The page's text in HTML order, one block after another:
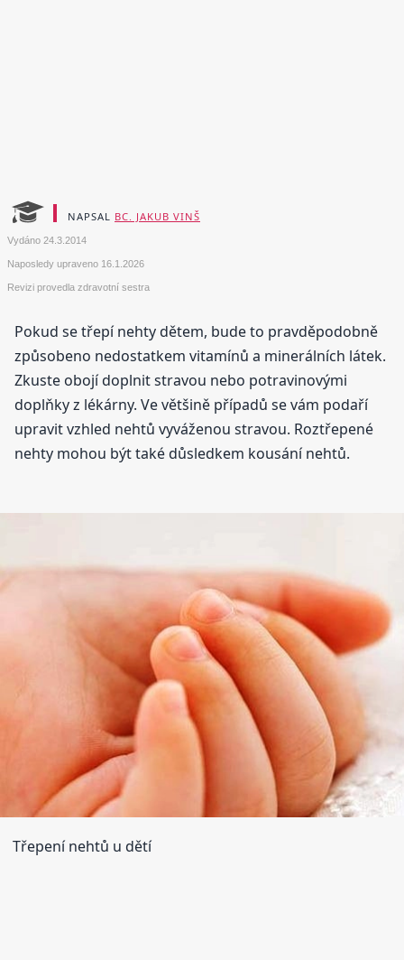
NAPSAL BC. JAKUB VINŠ
Vydáno 24.3.2014
Naposledy upraveno 16.1.2026
Revizi provedla zdravotní sestra
Pokud se třepí nehty dětem, bude to pravděpodobně
způsobeno nedostatkem vitamínů a minerálních látek.
Zkuste obojí doplnit stravou nebo potravinovými
doplňky z lékárny. Ve většině případů se vám podaří
upravit vzhled nehtů vyváženou stravou. Roztřepené
nehty mohou být také důsledkem kousání nehtů.
Třepení nehtů u dětí